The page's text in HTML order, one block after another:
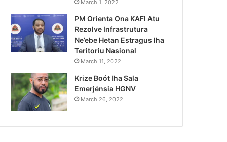
Kazu Transferénsia
Singapura, Advogadu
March 1, 2022
PM Orienta Ona KAFI Atu
Rezolve Infrastrutura
Ne’ebe Hetan Estragus Iha
Teritoriu Nasional
March 11, 2022
Krize Boót Iha Sala
Emerjénsia HGNV
March 26, 2022